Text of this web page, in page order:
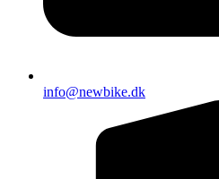
info@newbike.dk